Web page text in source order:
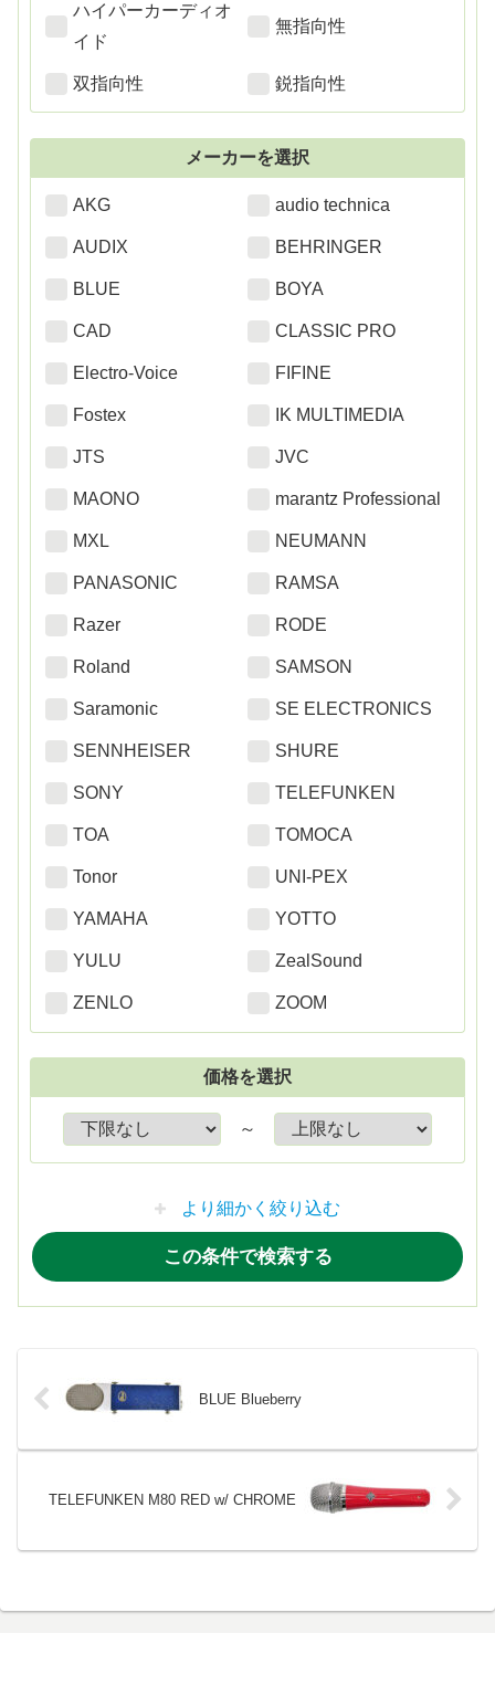
ハイパーカーディオ
イド
無指向性
双指向性 鋭指向性
メーカーを選択
AKG audio technica
AUDIX BEHRINGER
BLUE BOYA
CAD CLASSIC PRO
Electro-Voice FIFINE
Fostex IK MULTIMEDIA
JTS JVC
MAONO marantz Professional
MXL NEUMANN
PANASONIC RAMSA
Razer RODE
Roland SAMSON
Saramonic SE ELECTRONICS
SENNHEISER SHURE
SONY TELEFUNKEN
TOA TOMOCA
Tonor UNI-PEX
YAMAHA YOTTO
YULU ZealSound
ZENLO ZOOM
価格を選択
～
より細かく絞り込む
BLUE Blueberry
TELEFUNKEN M80 RED w/ CHROME